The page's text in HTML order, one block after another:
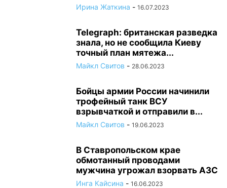
Ирина Жаткина - 16.07.2023
Telegraph: британская разведка
знала, но не сообщила Киеву
точный план мятежа...
Майкл Свитов - 28.06.2023
Бойцы армии России начинили
трофейный танк ВСУ
взрывчаткой и отправили в...
Майкл Свитов - 19.06.2023
В Ставропольском крае
обмотанный проводами
мужчина угрожал взорвать АЗС
Инга Кайсина - 16.06.2023